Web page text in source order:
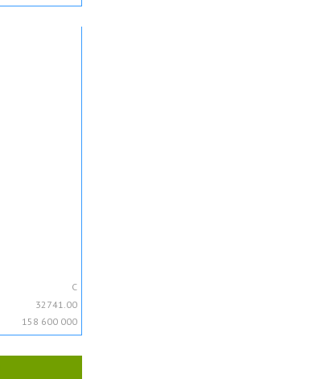
C
32741.00
158 600 000